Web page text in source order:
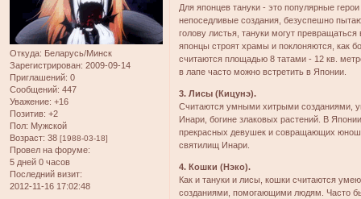
Откуда: Беларусь/Минск
Зарегистрирован: 2009-09-14
Приглашений: 0
Сообщений: 447
Уважение: +16
Позитив: +2
Пол: Мужской
Возраст: 38 [1988-03-18]
Провел на форуме:
5 дней 0 часов
Последний визит:
2012-11-16 17:02:48
Для японцев тануки - это популярные
непоседливые создания, безуспешно
голову листья, тануки могут
японцы строят храмы и поклоняются, как
считаются площадью 8 татами - 12 кв.
в лапе часто можно встретить в Японии.
3. Лисы (Кицунэ).
Считаются умными хитрыми созданиями,
Инари, богине злаковых растений. В
прекрасных девушек и совращающих
святилищ Инари.
4. Кошки (Нэко).
Как и тануки и лисы, кошки считаются
созданиями, помогающими людям. Часто